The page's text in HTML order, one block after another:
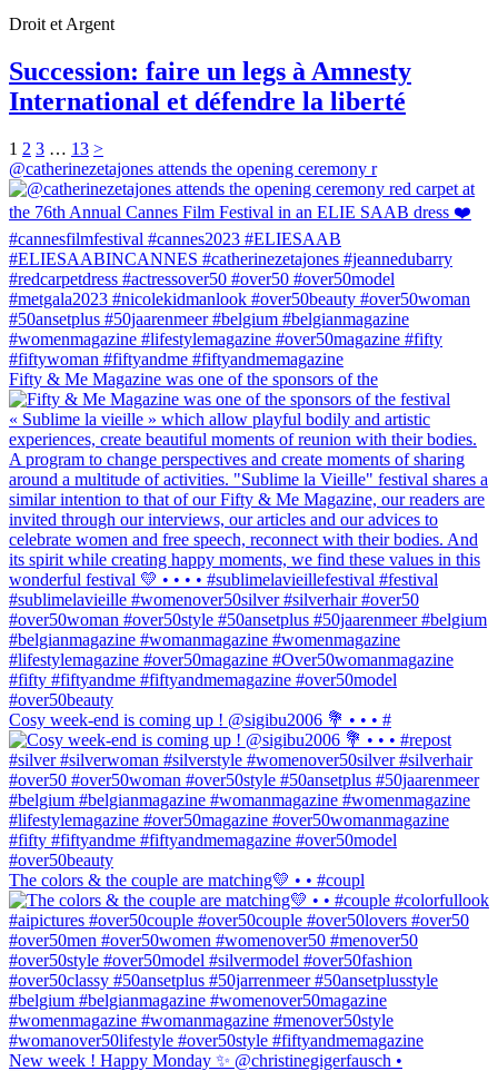
Droit et Argent
Succession: faire un legs à Amnesty
International et défendre la liberté
1 2 3 … 13 >
@catherinezetajones attends the opening ceremony r
Fifty & Me Magazine was one of the sponsors of the
Cosy week-end is coming up ! @sigibu2006 💐 • • • #
The colors & the couple are matching💛 • • #coupl
New week ! Happy Monday ✨ @christinegigerfausch •